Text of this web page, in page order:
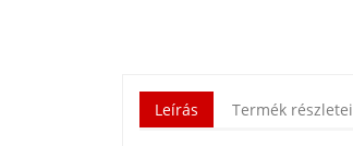
Leírás Termék részletei